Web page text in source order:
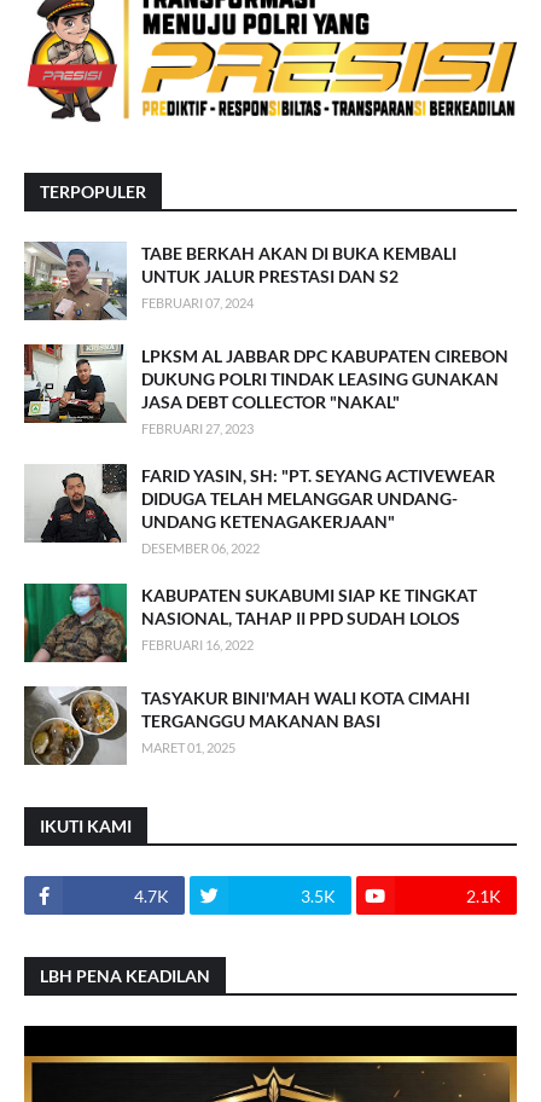
TERPOPULER
TABE BERKAH AKAN DI BUKA KEMBALI
UNTUK JALUR PRESTASI DAN S2
FEBRUARI 07, 2024
LPKSM AL JABBAR DPC KABUPATEN CIREBON
DUKUNG POLRI TINDAK LEASING GUNAKAN
JASA DEBT COLLECTOR "NAKAL"
FEBRUARI 27, 2023
FARID YASIN, SH: "PT. SEYANG ACTIVEWEAR
DIDUGA TELAH MELANGGAR UNDANG-
UNDANG KETENAGAKERJAAN"
DESEMBER 06, 2022
KABUPATEN SUKABUMI SIAP KE TINGKAT
NASIONAL, TAHAP II PPD SUDAH LOLOS
FEBRUARI 16, 2022
TASYAKUR BINI'MAH WALI KOTA CIMAHI
TERGANGGU MAKANAN BASI
MARET 01, 2025
IKUTI KAMI
4.7K 3.5K 2.1K
LBH PENA KEADILAN